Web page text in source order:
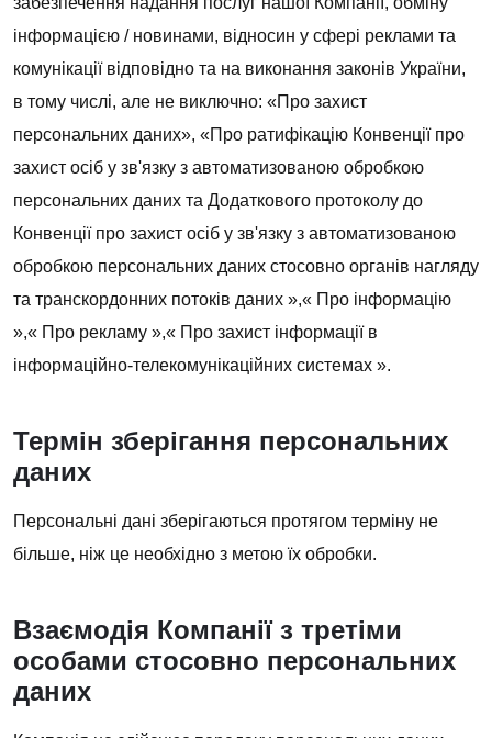
інформацією / новинами, відносин у сфері реклами та
комунікації відповідно та на виконання законів України,
в тому числі, але не виключно: «Про захист
персональних даних», «Про ратифікацію Конвенції про
захист осіб у зв'язку з автоматизованою обробкою
персональних даних та Додаткового протоколу до
Конвенції про захист осіб у зв'язку з автоматизованою
обробкою персональних даних стосовно органів нагляду
та транскордонних потоків даних »,« Про інформацію
»,« Про рекламу »,« Про захист інформації в
інформаційно-телекомунікаційних системах ».
Термін зберігання персональних
даних
Персональні дані зберігаються протягом терміну не
більше, ніж це необхідно з метою їх обробки.
Взаємодія Компанії з третіми
особами стосовно персональних
даних